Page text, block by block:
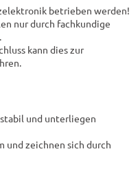
betrieben werden!
nur durch fachkundige
kann dies zur
und unterliegen
und zeichnen sich durch